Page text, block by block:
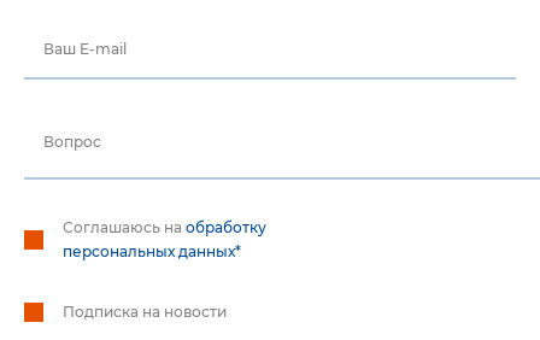
Ваш E-mail
Вопрос
Соглашаюсь на обработку
персональных данных*
Подписка на новости